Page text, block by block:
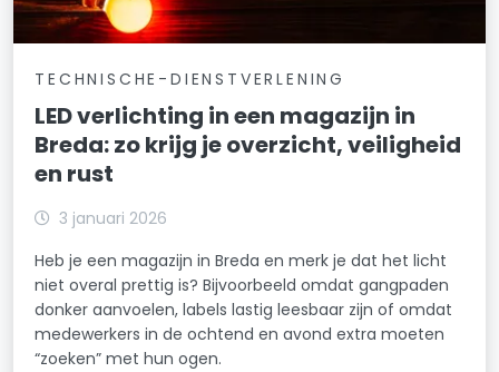
TECHNISCHE-DIENSTVERLENING
LED verlichting in een magazijn in
Breda: zo krijg je overzicht, veiligheid
en rust
3 januari 2026
Heb je een magazijn in Breda en merk je dat het licht
niet overal prettig is? Bijvoorbeeld omdat gangpaden
donker aanvoelen, labels lastig leesbaar zijn of omdat
medewerkers in de ochtend en avond extra moeten
“zoeken” met hun ogen.